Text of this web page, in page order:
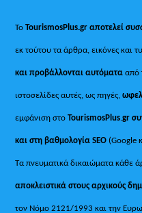
ΤοTourismosPlus.gr αποτελεί
εκ τούτου τα άρθρα, εικόνες και
και προβάλλονται αυτόματααπό
ιστοσελίδες αυτές, ως πηγές,
εμφάνιση στοTourismosPlus.gr
και στη βαθμολογία SEO (Google
Τα πνευματικά δικαιώματα κάθε
αποκλειστικά στους αρχικούς
τον Νόμο 2121/1993 και την